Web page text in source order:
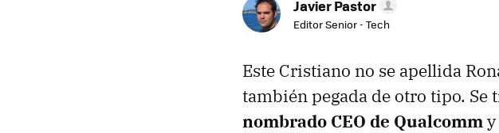
Javier Pastor
Editor Senior - Tech
Este Cristiano no se apellida
también pegada de otro tipo. Se
nombrado CEO de Qualcomm